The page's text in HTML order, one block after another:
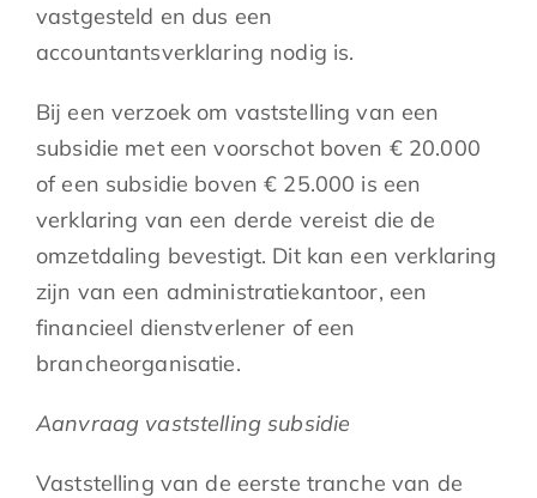
vastgesteld en dus een
accountantsverklaring nodig is.
Bij een verzoek om vaststelling van een
subsidie met een voorschot boven € 20.000
of een subsidie boven € 25.000 is een
verklaring van een derde vereist die de
omzetdaling bevestigt. Dit kan een verklaring
zijn van een administratiekantoor, een
financieel dienstverlener of een
brancheorganisatie.
Aanvraag vaststelling subsidie
Vaststelling van de eerste tranche van de